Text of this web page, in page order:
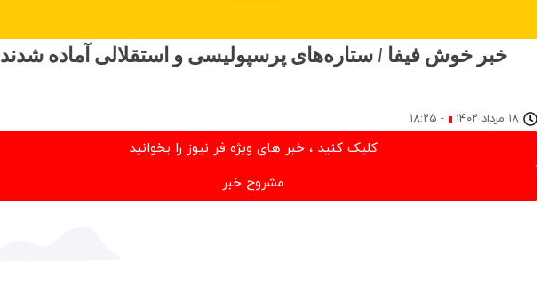
خبر خوش فیفا / ستاره‌های پرسپولیسی و استقلالی آماده شدند
۱۸ مرداد ۱۴۰۲ - ۱۸:۲۵
کلیک کنید ، خبر های ویژه فر نیوز را بخوانید
مشروح خبر